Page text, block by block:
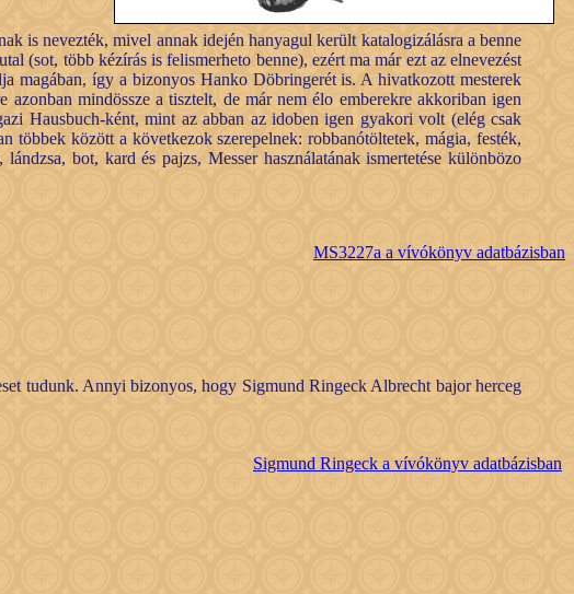
is nevezték, mivel annak idején hanyagul került katalogizálásra a benne
(sot, több kézírás is felismerheto benne), ezért ma már ezt az elnevezést
magában, így a bizonyos Hanko Döbringerét is. A hivatkozott mesterek
mindössze a tisztelt, de már nem élo emberekre akkoriban igen
Hausbuch-ként, mint az abban az idoben igen gyakori volt (elég csak
között a következok szerepelnek: robbanótöltetek, mágia, festék,
bot, kard és pajzs, Messer használatának ismertetése különbözo
MS3227a a vívókönyv adatbázisban
tudunk. Annyi bizonyos, hogy Sigmund Ringeck Albrecht bajor herceg
Sigmund Ringeck a vívókönyv adatbázisban